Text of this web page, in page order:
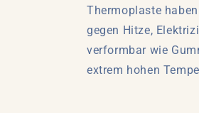
Thermoplaste
gegen Hitze,
verformbar wie
extrem hohen